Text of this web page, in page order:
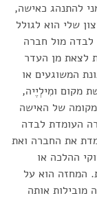
להתנהג כאישה,
שלי הוא לגולל
לבדה מול חברה
לצאת מן העדר
המשוגעים או
מקום ומִילְיֶיה,
של האישה
העומדת לבדה
את החברה ואת
ההלכה או
המחזה הוא על
אותה